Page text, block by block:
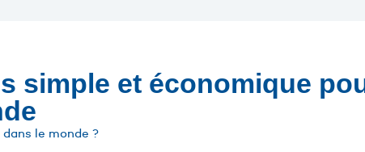
simple et économique
le monde ?